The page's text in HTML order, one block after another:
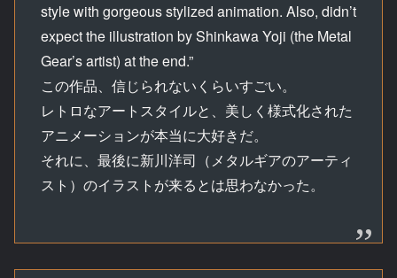
style with gorgeous stylized animation. Also, didn’t
expect the illustration by Shinkawa Yoji (the Metal
Gear’s artist) at the end.”
この作品、信じられないくらいすごい。
レトロなアートスタイルと、美しく様式化された
アニメーションが本当に大好きだ。
それに、最後に新川洋司（メタルギアのアーティ
スト）のイラストが来るとは思わなかった。